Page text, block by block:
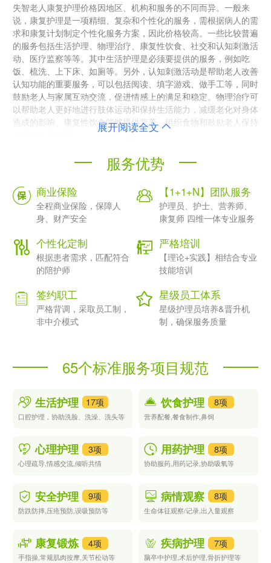
失智老人康复护理价格因地区、机构和服务的不同而异。一般来
说，康复护理是一项精细、复杂和个性化的服务，需根据病人的需
求和康复计划制定个性化服务方案，因此价格较高。一些比较普遍
的服务包括生活护理、物理治疗、康复性饮食、社交和认知刺激活
动、医疗监察等等。其中生活护理是必须要提供的服务，例如吃
饭、梳洗、上下床、如厕等。另外，认知刺激活动是帮助老人改善
认知功能的重要服务，可以包括阅读、填字游戏、做手工等，同时
鼓励老人与家属互动交流，促进情感上的满足和稳定。物理治疗可
以帮助老人更好地进行肢体运动和保持生活能力，减缓老化对身体
造成的影响。康复性饮食能够提供营养、组织食物和鼓励老人保持
一般来说，失智老人康复护理的费用在每天300-400元之间，一些
高级的机构的费用则可以达到每天1000元或以上，这一价格范围
供更高等级、更专业化的护理服务，如24小时监护，独立生活支
持，医疗管理等，费用则会更高。
需要注意的是，找到合适的机构提供失智老人康复护理服务是十分
关键的。需要选择可靠的机构，包括持有合法资质和证书的机构，
有资深医护人员，具有良好声誉和评价的机构。确保自己的家人能
够得到贴心、专业和全面的服务。同时，在制定个性化服务计划
时，需要了解所提供服务的详细内容，诊断费、康复费和其他费用
是否已经包括进来。需要明确所有收费项目，不得存在偏高收费或
者隐性收费的情况。
总之，失智老人的康复护理服务是一项复杂而精细的服务，需要全
的透明度。为家庭老年人提供最好的护理服务，是保障他们身心健
康和尊严的应有之义。
展开阅读全文
服务优势
商业保险
全程商业保险，保障人
身、财产安全
【1+1+N】团队服务
护理员、护士、营养师、
康复师 四维一体专业服务
个性化定制
根据患者需求，匹配符合
的陪护师
严格培训
【理论+实践】相结合专业
技能培训
签约职工
严格背调，采取员工制，
非中介模式
星级员工体系
星级护理员培养&晋升机
制，确保服务质量
65个标准服务项目规范
生活护理 17项
口腔护理，协助洗脸、洗澡、洗头等
饮食护理 8项
营养配餐,餐食制作,鼻饲
心理护理 3项
心理疏导,情感交流,倾听共情
用药护理 8项
协助服药,用药记录,协助吸氧等
安全护理 9项
防跌防摔,压疮预防,误吸预防等
病情观察 8项
生命体征观察/记录,出入量观察
康复锻炼 4项
手指操,常规肌肉按摩,关节松动等
疾病护理 7项
脑卒中护理,术后护理,骨折护理等